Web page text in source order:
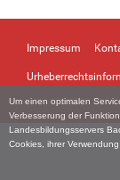
Um einen optimalen
Verbesserung der
Landesbildungsservers
Cookies, ihrer
e
g
e
B
i
d
Impressum